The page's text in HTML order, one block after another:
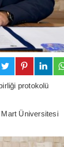
protokolü
Üniversitesi